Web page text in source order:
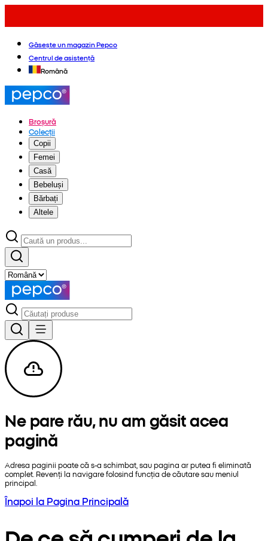
Găsește un magazin Pepco
Centrul de asistență
Română
Broșură
Colecții
Copii
Femei
Casă
Bebeluși
Bărbați
Altele
Ne pare rău, nu am găsit acea
pagină
Adresa paginii poate că s-a schimbat, sau pagina ar putea fi eliminată
complet. Revenți la navigare folosind funcția de căutare sau meniul
principal.
Înapoi la Pagina Principală